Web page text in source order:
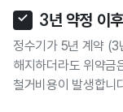
3년 약정 이
정수기가 5년 계약 (3
해지하더라도 위약금
철거비용이 발생합니